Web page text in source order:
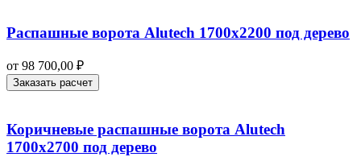
Распашные ворота Alutech 1700х2200 под дерево
от 98 700,00 ₽
Заказать расчет
Коричневые распашные ворота Alutech
1700х2700 под дерево